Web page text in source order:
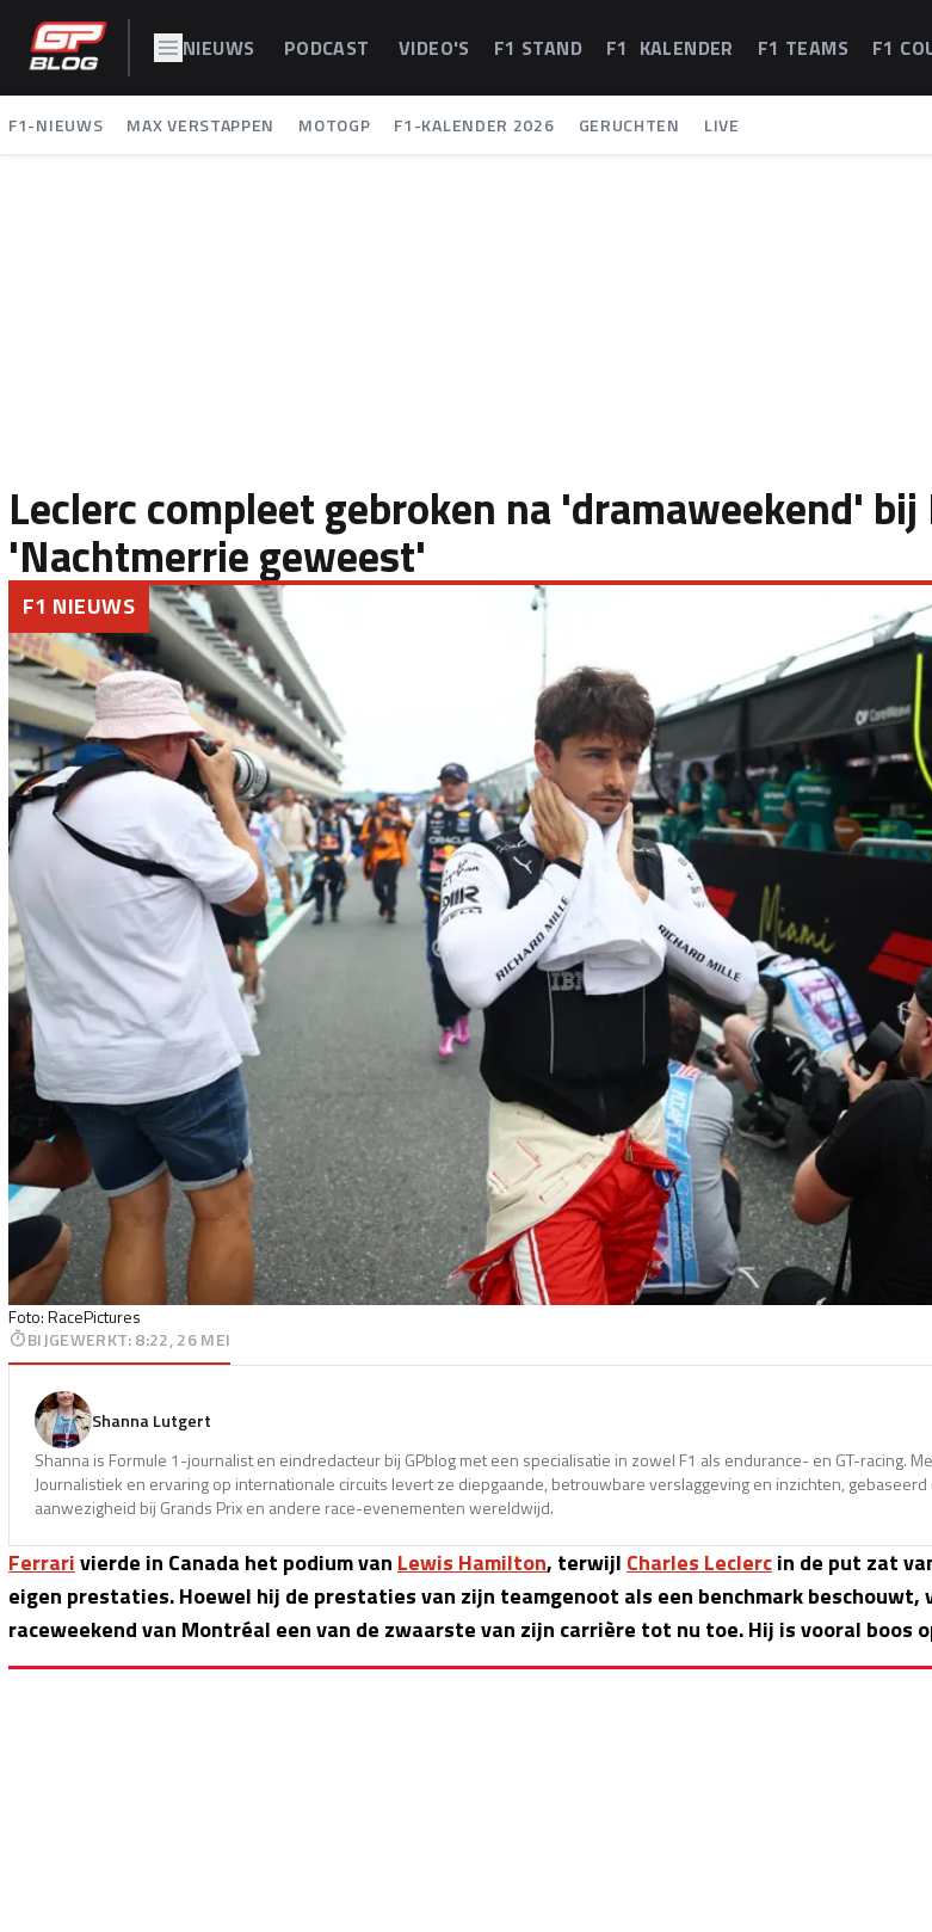
NIEUWS PODCAST VIDEO'S F1 STAND F1 KALENDER F1 TEAMS F1
F1-NIEUWS MAX VERSTAPPEN MOTOGP F1-KALENDER 2026 GERUCHTEN LIVE
Leclerc compleet gebroken na 'dramaweekend' bij
'Nachtmerrie geweest'
Foto: RacePictures
F1 NIEUWS
BIJGEWERKT:8:22, 26 MEI
Shanna Lutgert
Shanna is Formule 1-journalist en eindredacteur bij GPblog met een specialisatie in zowel F1 als endurance- en GT-racing.
Journalistiek en ervaring op internationale circuits levert ze diepgaande, betrouwbare verslaggeving en inzichten, gebaseerd
aanwezigheid bij Grands Prix en andere race-evenementen wereldwijd.
Ferrarivierde in Canada het podium van Lewis Hamilton, terwijl Charles Leclercin de put zat
eigen prestaties. Hoewel hij de prestaties van zijn teamgenoot als een benchmark beschouwt,
raceweekend van Montréal een van de zwaarste van zijn carrière tot nu toe. Hij is vooral boos